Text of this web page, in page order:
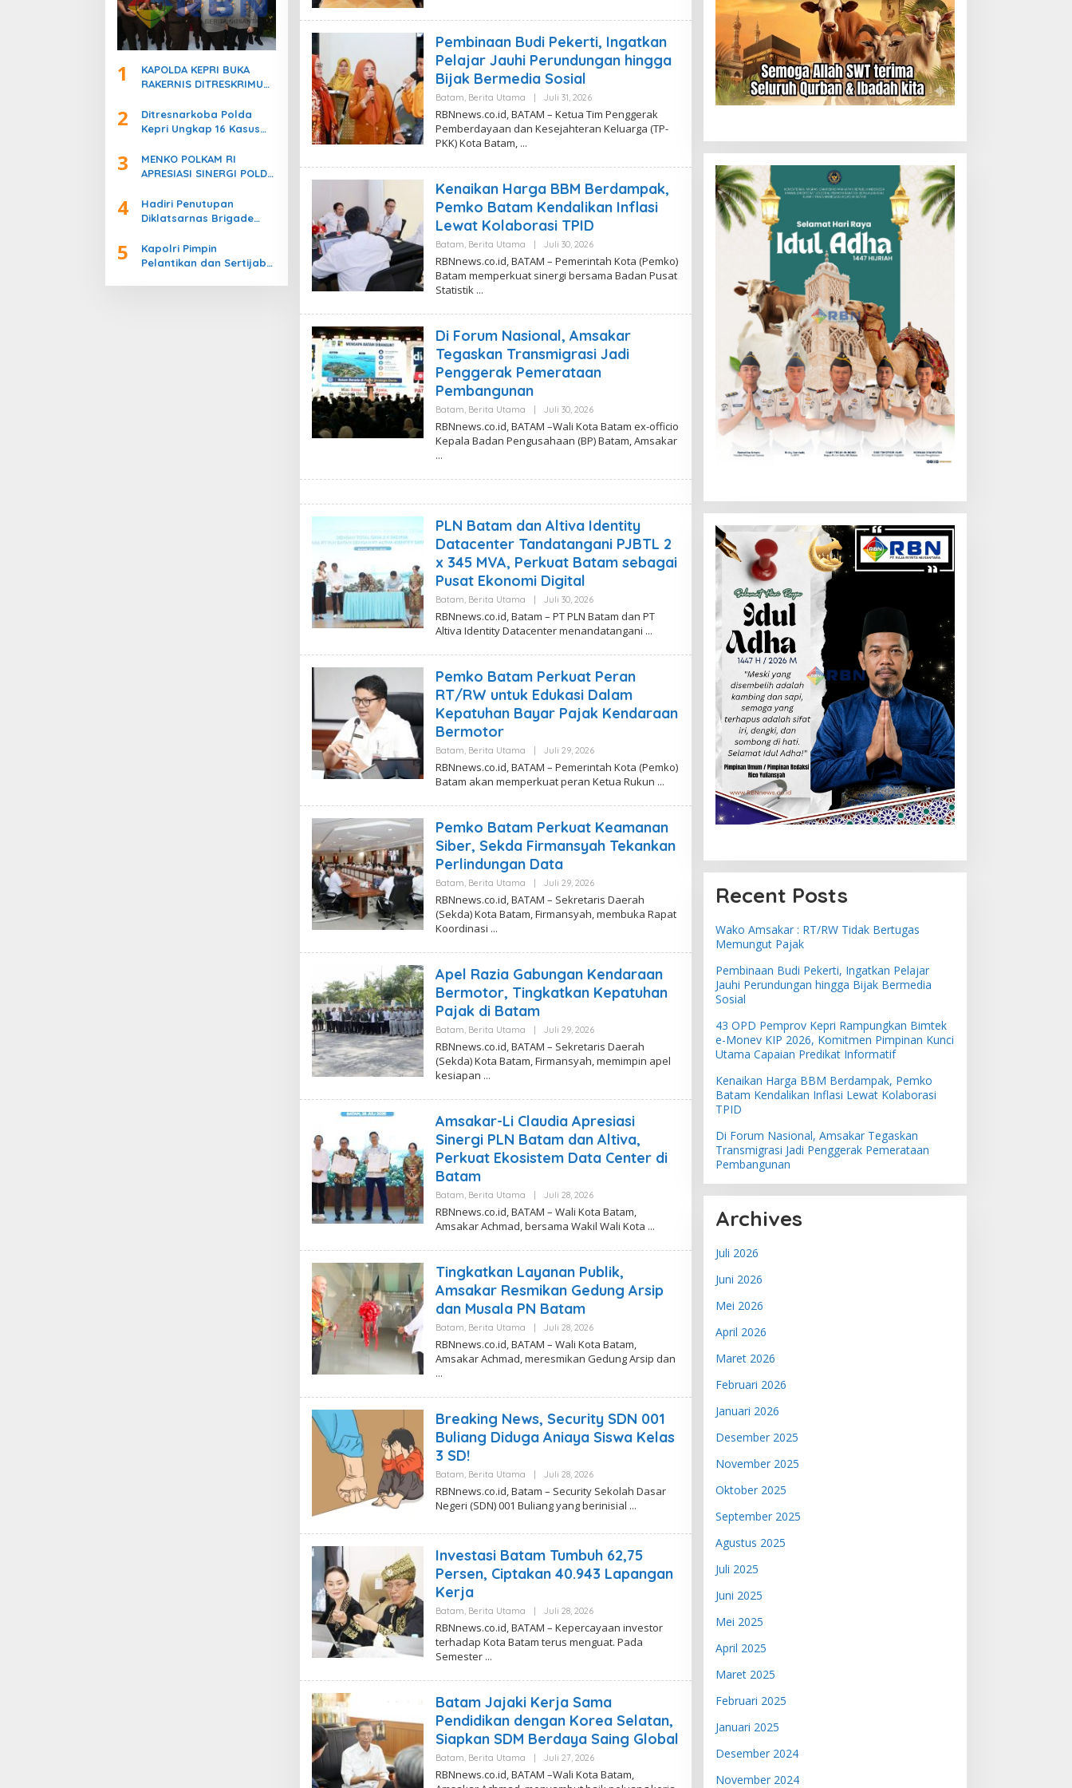
1
KAPOLDA KEPRI BUKA
RAKERNIS DITRESKRIMUM
SINERGI POLRI DAN
KEJAKSAAN
2
Ditresnarkoba Polda
Kepri Ungkap 16 Kasus
Diamankan!
3
MENKO POLKAM RI
APRESIASI SINERGI POLDA
KEAMANAN DAN DUKUNG
IKLIM INVESTASI
4
Hadiri Penutupan
Diklatsarnas Brigade
Jaga Persatuan-
Kesatuan
5
Kapolri Pimpin
Pelantikan dan Sertijab
I
A
A
Pembinaan Budi Pekerti, Ingatkan
Pelajar Jauhi Perundungan hingga
Bijak Bermedia Sosial
Batam Berita Utama | Juli 31, 2026O
E
H
T
A
S
A
R
I
RBNnews.co.id, BATAM – Ketua Tim Penggerak
Pemberdayaan dan Kesejahteran Keluarga (TP-
PKK) Kota Batam,
Kenaikan Harga BBM Berdampak,
Pemko Batam Kendalikan Inflasi
Lewat Kolaborasi TPID
Batam Berita Utama | Juli 30, 2026O
E
H
T
A
S
R
RBNnews.co.id, BATAM – Pemerintah Kota (Pemko)
Batam memperkuat sinergi bersama Badan Pusat
Statistik
Di Forum Nasional, Amsakar
Tegaskan Transmigrasi Jadi
Penggerak Pemerataan
Pembangunan
Batam Berita Utama | Juli 30, 2026O
E
H
S
A
R
RBNnews.co.id, BATAM –Wali Kota Batam ex-officio
Kepala Badan Pengusahaan (BP) Batam, Amsakar
PLN Batam dan Altiva Identity
Datacenter Tandatangani PJBTL 2
x 345 MVA, Perkuat Batam sebagai
Pusat Ekonomi Digital
Batam Berita Utama | Juli 30, 2026O
E
H
E
A
K
S
I
R
N
E
W
S
RBNnews.co.id, Batam – PT PLN Batam dan PT
Altiva Identity Datacenter menandatangani
Pemko Batam Perkuat Peran
RT/RW untuk Edukasi Dalam
Kepatuhan Bayar Pajak Kendaraan
Bermotor
Batam Berita Utama | Juli 29, 2026O
E
H
E
A
R
RBNnews.co.id, BATAM – Pemerintah Kota (Pemko)
Batam akan memperkuat peran Ketua Rukun
Pemko Batam Perkuat Keamanan
Siber, Sekda Firmansyah Tekankan
Perlindungan Data
Batam Berita Utama | Juli 29, 2026O
E
H
T
A
S
I
RBNnews.co.id, BATAM – Sekretaris Daerah
(Sekda) Kota Batam, Firmansyah, membuka Rapat
Koordinasi
Apel Razia Gabungan Kendaraan
Bermotor, Tingkatkan Kepatuhan
Pajak di Batam
Batam Berita Utama | Juli 29, 2026O
E
H
T
A
S
R
RBNnews.co.id, BATAM – Sekretaris Daerah
(Sekda) Kota Batam, Firmansyah, memimpin apel
kesiapan
Amsakar-Li Claudia Apresiasi
Sinergi PLN Batam dan Altiva,
Perkuat Ekosistem Data Center di
Batam
Batam Berita Utama | Juli 28, 2026O
E
H
E
I
A
R
RBNnews.co.id, BATAM – Wali Kota Batam,
Amsakar Achmad, bersama Wakil Wali Kota
Tingkatkan Layanan Publik,
Amsakar Resmikan Gedung Arsip
dan Musala PN Batam
Batam Berita Utama | Juli 28, 2026O
E
H
T
A
S
I
RBNnews.co.id, BATAM – Wali Kota Batam,
Amsakar Achmad, meresmikan Gedung Arsip dan
Breaking News, Security SDN 001
Buliang Diduga Aniaya Siswa Kelas
3 SD!
Batam Berita Utama | Juli 28, 2026O
E
H
A
K
S
N
E
RBNnews.co.id, Batam – Security Sekolah Dasar
Negeri (SDN) 001 Buliang yang berinisial
Investasi Batam Tumbuh 62,75
Persen, Ciptakan 40.943 Lapangan
Kerja
Batam Berita Utama | Juli 28, 2026O
E
H
T
A
S
A
R
I
RBNnews.co.id, BATAM – Kepercayaan investor
terhadap Kota Batam terus menguat. Pada
Semester
Batam Jajaki Kerja Sama
Pendidikan dengan Korea Selatan,
Siapkan SDM Berdaya Saing Global
Batam Berita Utama | Juli 27, 2026O
E
RBNnews.co.id, BATAM –Wali Kota Batam,
Recent Posts
Wako Amsakar : RT/RW Tidak Bertugas
Memungut Pajak
Pembinaan Budi Pekerti, Ingatkan Pelajar
Jauhi Perundungan hingga Bijak Bermedia
Sosial
43 OPD Pemprov Kepri Rampungkan Bimtek
e-Monev KIP 2026, Komitmen Pimpinan Kunci
Utama Capaian Predikat Informatif
Kenaikan Harga BBM Berdampak, Pemko
Batam Kendalikan Inflasi Lewat Kolaborasi
TPID
Di Forum Nasional, Amsakar Tegaskan
Transmigrasi Jadi Penggerak Pemerataan
Pembangunan
Archives
Juli 2026
Juni 2026
Mei 2026
April 2026
Maret 2026
Februari 2026
Januari 2026
Desember 2025
November 2025
Oktober 2025
September 2025
Agustus 2025
Juli 2025
Juni 2025
Mei 2025
April 2025
Maret 2025
Februari 2025
Januari 2025
Desember 2024
November 2024